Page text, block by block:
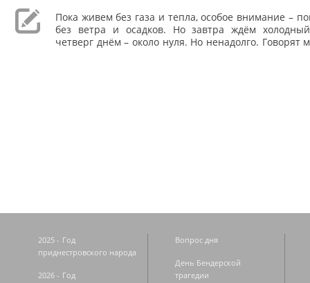
Пока живем без газа и тепла, особое внимание –
без ветра и осадков. Но завтра ждём
четверг днём – около нуля. Но ненадолго. Говорят
2025 - Год
приднестровского народа
2026 - Год
Вопрос дня
День Бендерской
трагедии